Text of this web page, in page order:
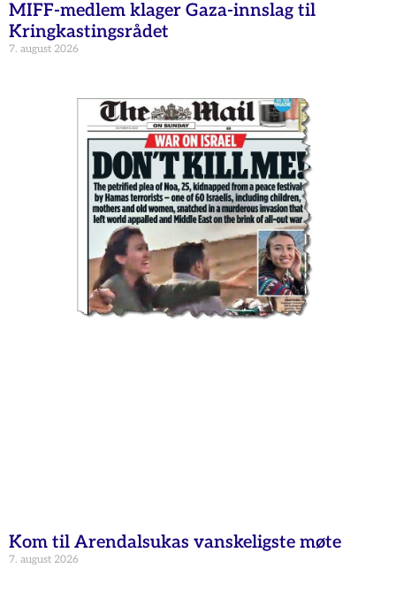
MIFF-medlem klager Gaza-innslag til
Kringkastingsrådet
7. august 2026
Kom til Arendalsukas vanskeligste møte
7. august 2026